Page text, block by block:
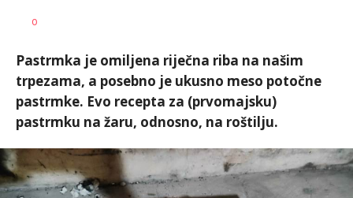
AUTOR
0
Pastrmka je omiljena riječna riba na našim
trpezama, a posebno je ukusno meso potočne
pastrmke. Evo recepta za (prvomajsku)
pastrmku na žaru, odnosno, na roštilju.